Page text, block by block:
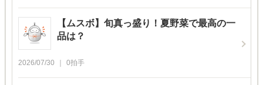
【ムスボ】旬真っ盛り！夏野菜で最高の一
品は？
2026/07/30 0拍手